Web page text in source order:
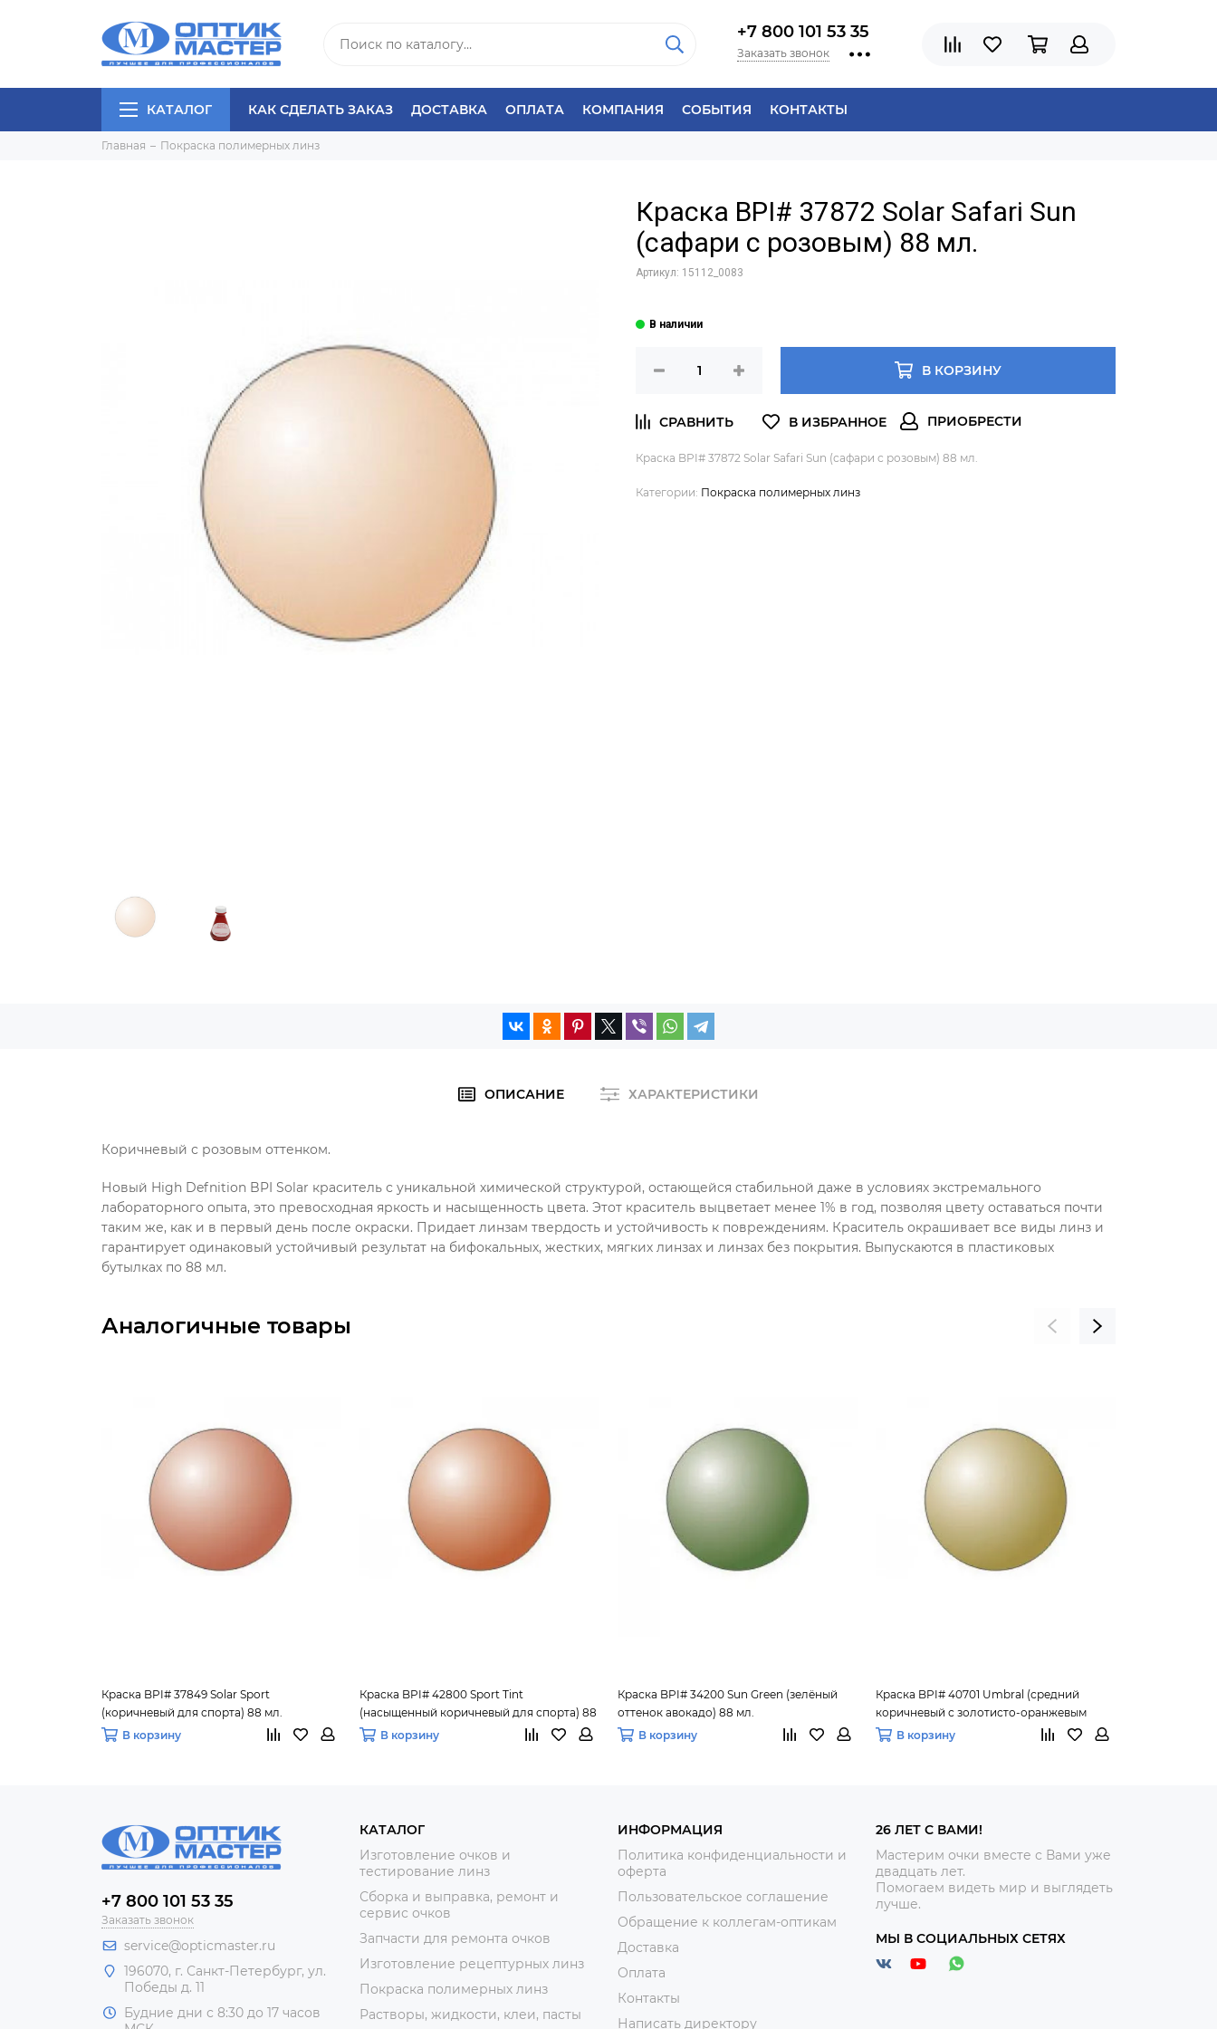
+7 800 101 53 35
Заказать звонок
КАТАЛОГ КАК СДЕЛАТЬ ЗАКАЗ ДОСТАВКА ОПЛАТА КОМПАНИЯ СОБЫТИЯ КОНТАКТЫ
Главная Покраска полимерных линз
Краска BPI# 37872 Solar Safari Sun
(сафари с розовым) 88 мл.
Артикул: 15112_0083
В КОРЗИНУ
Краска BPI# 37872 Solar Safari Sun (сафари с розовым) 88 мл.
Категории: Покраска полимерных линз
ОПИСАНИЕ ХАРАКТЕРИСТИКИ
Коричневый с розовым оттенком.
Новый High Defnition BPI Solar краситель с уникальной химической структурой, остающейся стабильной даже в условиях экстремального
лабораторного опыта, это превосходная яркость и насыщенность цвета. Этот краситель выцветает менее 1% в год, позволяя цвету оставаться почти
таким же, как и в первый день после окраски. Придает линзам твердость и устойчивость к повреждениям. Краситель окрашивает все виды линз и
гарантирует одинаковый устойчивый результат на бифокальных, жестких, мягких линзах и линзах без покрытия. Выпускаются в пластиковых
бутылках по 88 мл.
Аналогичные товары
Краска BPI# 37849 Solar Sport
(коричневый для спорта) 88 мл.
В корзину
Краска BPI# 42800 Sport Tint
(насыщенный коричневый для спорта) 88
мл. В корзину
Краска BPI# 34200 Sun Green (зелёный
оттенок авокадо) 88 мл.
В корзину
Краска BPI# 40701 Umbral (средний
коричневый с золотисто-оранжевым
оттенком) 88 мл.
В корзину
+7 800 101 53 35
Заказать звонок
service@opticmaster.ru
196070, г. Санкт-Петербург, ул.
Победы д. 11
Будние дни с 8:30 до 17 часов
КАТАЛОГ
Изготовление очков и
тестирование линз
Сборка и выправка, ремонт и
сервис очков
Запчасти для ремонта очков
Изготовление рецептурных линз
Покраска полимерных линз
Растворы, жидкости, клеи, пасты
ИНФОРМАЦИЯ
Политика конфиденциальности и
оферта
Пользовательское соглашение
Обращение к коллегам-оптикам
Доставка
Оплата
Контакты
Написать директору
26 ЛЕТ С ВАМИ!
Мастерим очки вместе с Вами уже
двадцать лет.
Помогаем видеть мир и выглядеть
лучше.
МЫ В СОЦИАЛЬНЫХ СЕТЯХ